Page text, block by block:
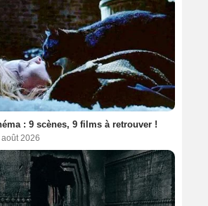
: 9 scènes, 9 films à retrouver !
2026